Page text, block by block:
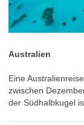
Australien
Eine
zwischen
der Südhalbkugel